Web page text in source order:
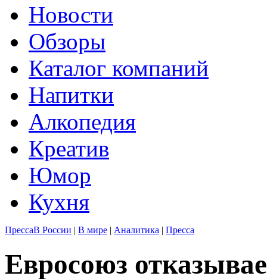
Новости
Обзоры
Каталог компаний
Напитки
Алкопедия
Креатив
Юмор
Кухня
ПрессаВ России | В мире | Аналитика | Пресса
Евросоюз